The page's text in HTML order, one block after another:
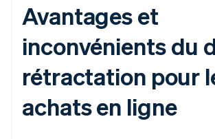
Avantages et
inconvénients du
rétractation pour
achats en ligne